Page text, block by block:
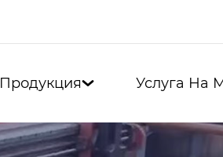
Продукция Услуга На